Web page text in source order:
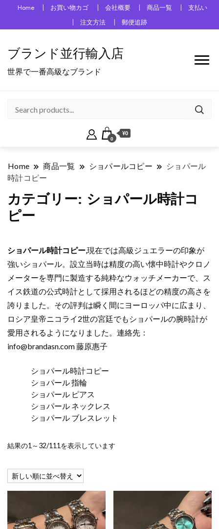
Home お買い物カゴ 会社概要 商品一覧
支払い
注文方法
郵便追跡
ブランド並行輸入店
世界で一番高級なブランド
0
¥0
Home 商品一覧 ショパールコピー
ショパール
時計コピー
カテゴリー: ショパール時計コ
ピー
ショパール時計コピー,現在では高級ジュエラーの印象が
強いショパール。設立当時は精度の高い懐中時計やクロノ
メーターを専門に製造する純粋なウォッチメーカーで、ス
イス鉄道の公式時計として採用されるほどの精度の高さを
誇りました。その評判は瞬く間にヨーロッパ中に広まり、
ロシア皇帝ニコライ2世の宮廷でもショパールの腕時計が
愛用されるようになりました。連絡先：
info@brandasn.com藤原惠子
ショパール時計コピー
ショパール 指輪
ショパール ピアス
ショパール ネックレス
ショパール ブレスレット
結果の1～32/111を表示しています